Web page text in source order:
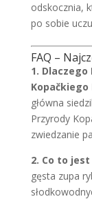
odskocznia,
po sobie
FAQ –
1.
Kopačkiego
główna
Przyrody
zwiedzanie
2. Co to
gęsta zupa